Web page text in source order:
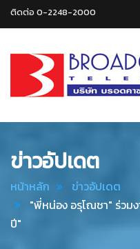
ติดต่อ 0-2248-2000
Thai
ข่าวอัปเดต
หน้าหลัก
ข่าวอัปเดต
"พี่หน่อง อรุโณชา" ร่วม
ปี"